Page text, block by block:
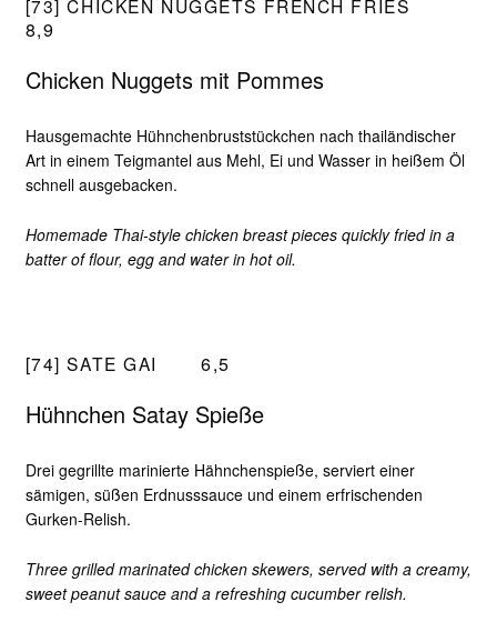
[73] CHICKEN NUGGETS FRENCH FRIES
8,9
Chicken Nuggets mit Pommes
Hausgemachte Hühnchenbruststückchen nach thailändischer
Art in einem Teigmantel aus Mehl, Ei und Wasser in heißem Öl
schnell ausgebacken.
Homemade Thai-style chicken breast pieces quickly fried in a
batter of flour, egg and water in hot oil.
[74] SATE GAI 6,5
Hühnchen Satay Spieße
Drei gegrillte marinierte Hähnchenspieße, serviert einer
sämigen, süßen Erdnusssauce und einem erfrischenden
Gurken-Relish.
Three grilled marinated chicken skewers, served with a creamy,
sweet peanut sauce and a refreshing cucumber relish.